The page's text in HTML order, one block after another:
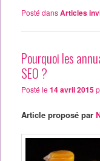
Posté dansArticles
Pourquoi les
SEO ?
Posté le 14 avril 2015
Article proposé par